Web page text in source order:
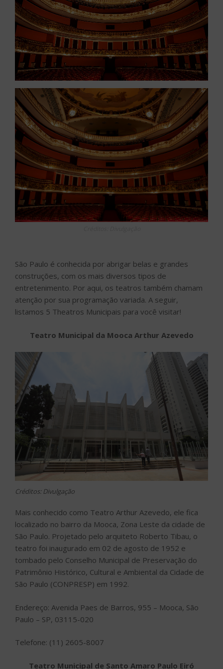
São Paulo é conhecida por abrigar belas e grandes
construções, com os mais diversos tipos de
entretenimento. Por aqui, os teatros também chamam
atenção por sua programação variada. A seguir,
listamos 5 Theatros Municipais para você visitar!
Teatro Municipal da Mooca Arthur Azevedo
Créditos: Divulgação
Mais conhecido como Teatro Arthur Azevedo, ele fica
localizado no bairro da Mooca, Zona Leste da cidade de
São Paulo. Projetado pelo arquiteto Roberto Tibau, o
teatro foi inaugurado em 02 de agosto de 1952 e
tombado pelo Conselho Municipal de Preservação do
Patrimônio Histórico, Cultural e Ambiental da Cidade de
São Paulo (CONPRESP) em 1992.
Endereço: Avenida Paes de Barros, 955 – Mooca, São
Paulo – SP, 03115-020
Telefone: (11) 2605-8007
Teatro Municipal de Santo Amaro Paulo Eiró